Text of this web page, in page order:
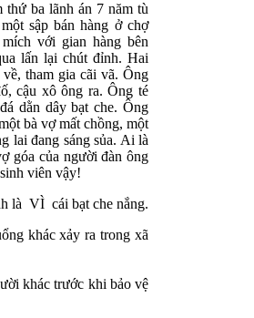
ba lãnh án 7 năm tù
sập bán hàng ở chợ
với gian hàng bên
lấn lại chút đỉnh. Hai
tham gia cãi vã. Ông
cậu xô ông ra. Ông té
dằn dây bạt che. Ông
bà vợ mất chồng, một
lai đang sáng sủa. Ai là
góa của người đàn ông
viên vậy!
VÌ cái bạt che nắng.
khác xảy ra trong xã
khác trước khi bảo vệ